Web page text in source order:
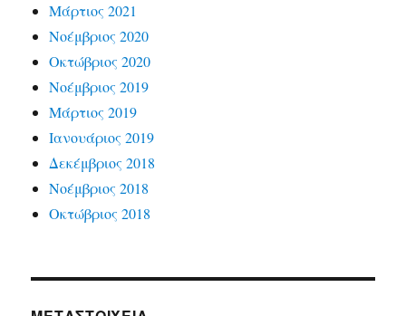
Μάρτιος 2021
Νοέμβριος 2020
Οκτώβριος 2020
Νοέμβριος 2019
Μάρτιος 2019
Ιανουάριος 2019
Δεκέμβριος 2018
Νοέμβριος 2018
Οκτώβριος 2018